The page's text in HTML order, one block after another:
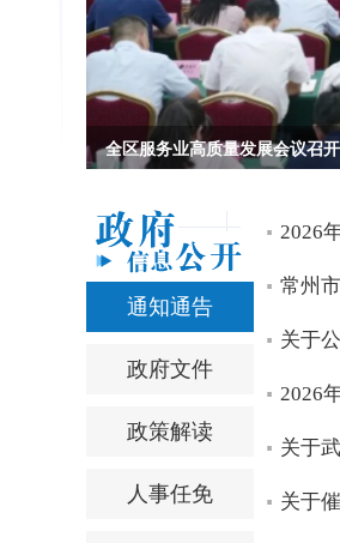
null
全区服务业高质量发展会议召
null
null
null
null
通知通告
政府文件
政策解读
人事任免
2026
常州
关于
2026
关于
关于